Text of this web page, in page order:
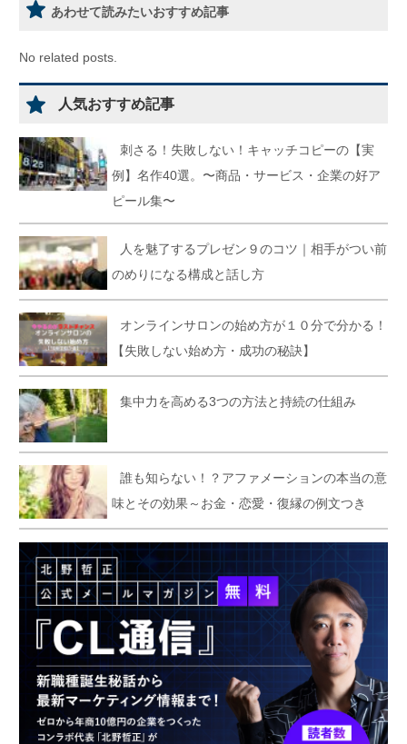
あわせて読みたいおすすめ記事
No related posts.
人気おすすめ記事
刺さる！失敗しない！キャッチコピーの【実
例】名作40選。〜商品・サービス・企業の好ア
ピール集〜
人を魅了するプレゼン９のコツ｜相手がつい前
のめりになる構成と話し方
オンラインサロンの始め方が１０分で分かる！
【失敗しない始め方・成功の秘訣】
集中力を高める3つの方法と持続の仕組み
誰も知らない！？アファメーションの本当の意
味とその効果～お金・恋愛・復縁の例文つき